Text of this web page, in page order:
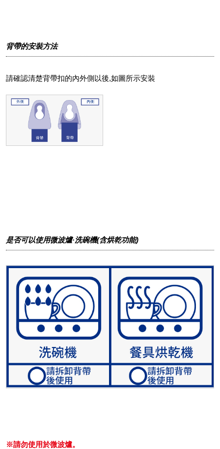
背帶的安裝方法
請確認清楚背帶扣的內外側以後,如圖所示安裝
是否可以使用微波爐·洗碗機(含烘乾功能)
※請勿使用於微波爐。